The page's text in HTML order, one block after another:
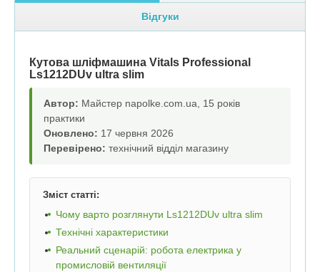
Відгуки
Кутова шліфмашина Vitals Professional
Ls1212DUv ultra slim
Автор: Майстер napolke.com.ua, 15 років
практики
Оновлено: 17 червня 2026
Перевірено: технічний відділ магазину
Зміст статті:
Чому варто розглянути Ls1212DUv ultra slim
Технічні характеристики
Реальний сценарій: робота електрика у
промисловій вентиляції